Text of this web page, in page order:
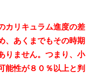
カリキュラム進度の差
、あくまでもその時期
りません。つまり、小
能性が８０％以上と判